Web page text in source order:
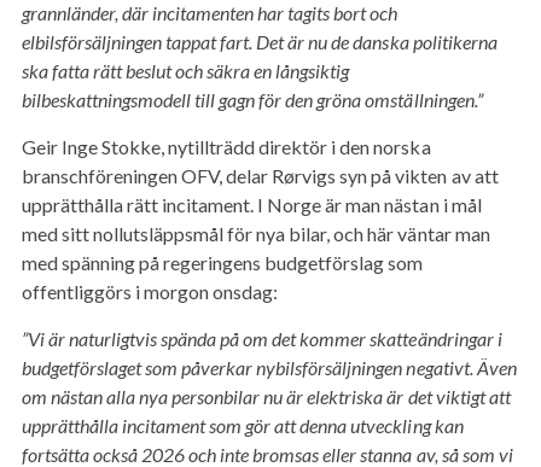
grannländer, där incitamenten har tagits bort och
elbilsförsäljningen tappat fart. Det är nu de danska politikerna
ska fatta rätt beslut och säkra en långsiktig
bilbeskattningsmodell till gagn för den gröna omställningen.”
Geir Inge Stokke, nytillträdd direktör i den norska
branschföreningen OFV, delar Rørvigs syn på vikten av att
upprätthålla rätt incitament. I Norge är man nästan i mål
med sitt nollutsläppsmål för nya bilar, och här väntar man
med spänning på regeringens budgetförslag som
offentliggörs i morgon onsdag:
”Vi är naturligtvis spända på om det kommer skatteändringar i
budgetförslaget som påverkar nybilsförsäljningen negativt. Även
om nästan alla nya personbilar nu är elektriska är det viktigt att
upprätthålla incitament som gör att denna utveckling kan
fortsätta också 2026 och inte bromsas eller stanna av, så som vi